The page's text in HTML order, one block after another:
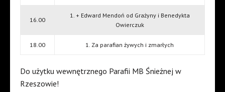
16.00
1. + Edward Mendoń od Grażyny i Benedykta
Owierczuk
18.00 1. Za parafian żywych i zmarłych
Do użytku wewnętrznego Parafii MB Śnieżnej w
Rzeszowie!